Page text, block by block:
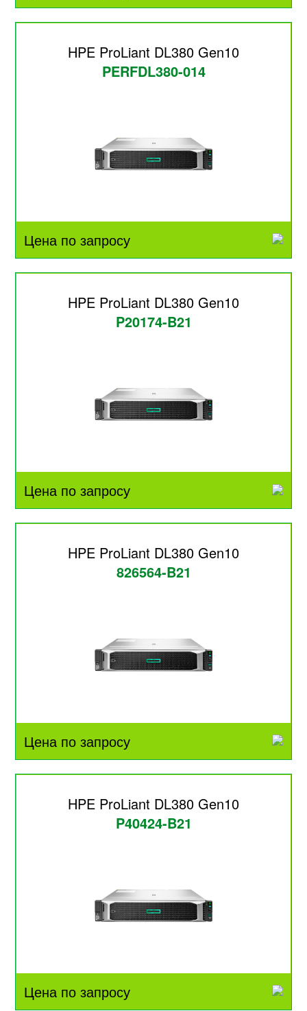
HPE ProLiant DL380 Gen10
PERFDL380-014
Цена по запросу
HPE ProLiant DL380 Gen10
P20174-B21
Цена по запросу
HPE ProLiant DL380 Gen10
826564-B21
Цена по запросу
HPE ProLiant DL380 Gen10
P40424-B21
Цена по запросу